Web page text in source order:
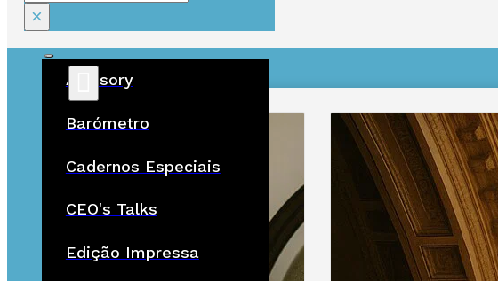
×
Advisory
Barómetro
Cadernos Especiais
CEO's Talks
Edição Impressa
ÚLTIMAS